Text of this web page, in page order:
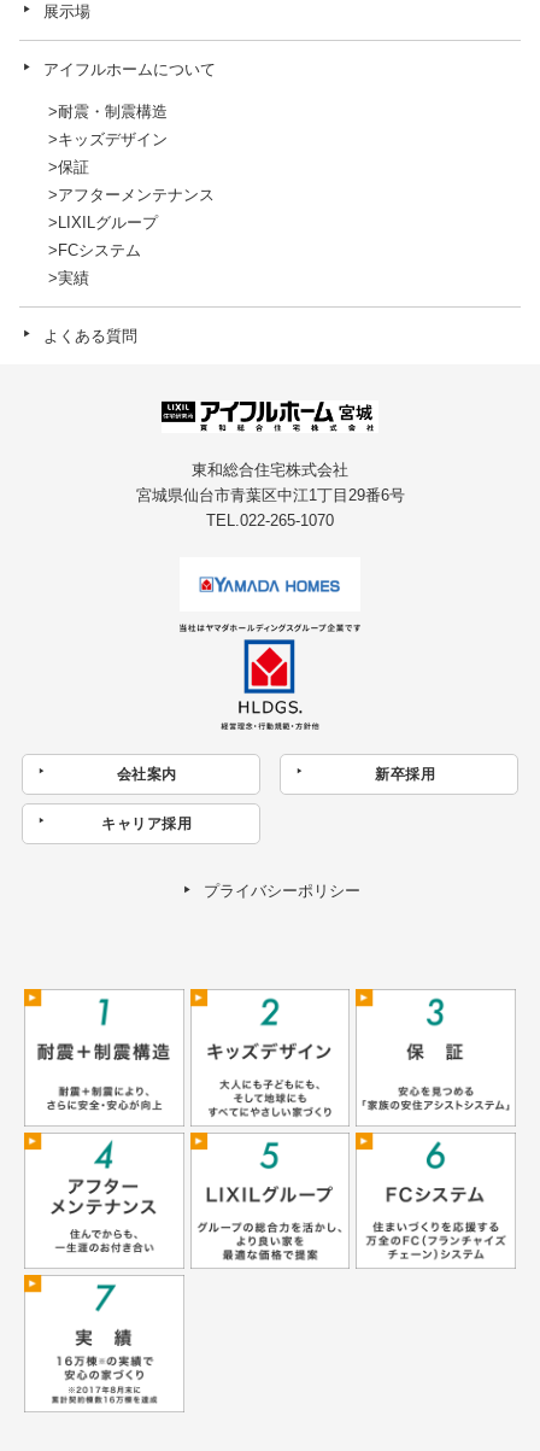
展示場
アイフルホームについて
耐震・制震構造
キッズデザイン
保証
アフターメンテナンス
LIXILグループ
FCシステム
実績
よくある質問
東和総合住宅株式会社
宮城県仙台市青葉区中江1丁目29番6号
TEL.022-265-1070
会社案内 新卒採用
キャリア採用
プライバシーポリシー